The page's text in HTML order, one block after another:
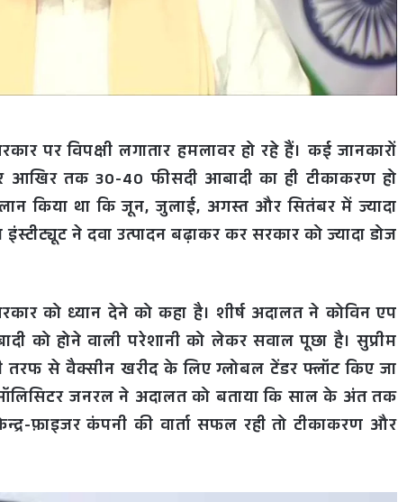
पर विपक्षी लगातार हमलावर हो रहे हैं। कई जानकारों
आखिर तक 30-40 फीसदी आबादी का ही टीकाकरण हो
किया था कि जून, जुलाई, अगस्त और सितंबर में ज्यादा
ने दवा उत्पादन बढ़ाकर कर सरकार को ज्यादा डोज
को ध्यान देने को कहा है। शीर्ष अदालत ने कोविन एप
को होने वाली परेशानी को लेकर सवाल पूछा है। सुप्रीम
तरफ से वैक्सीन खरीद के लिए ग्लोबल टेंडर फ्लॉट किए जा
सॉलिसिटर जनरल ने अदालत को बताया कि साल के अंत तक
फ़ाइजर कंपनी की वार्ता सफल रही तो टीकाकरण और